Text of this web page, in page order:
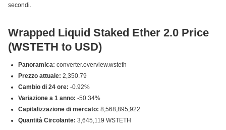
secondi.
Wrapped Liquid Staked Ether 2.0 Price
(WSTETH to USD)
Panoramica: converter.overview.wsteth
Prezzo attuale: 2,350.79
Cambio di 24 ore: -0.92%
Variazione a 1 anno: -50.34%
Capitalizzazione di mercato: 8,568,895,922
Quantità Circolante: 3,645,119 WSTETH